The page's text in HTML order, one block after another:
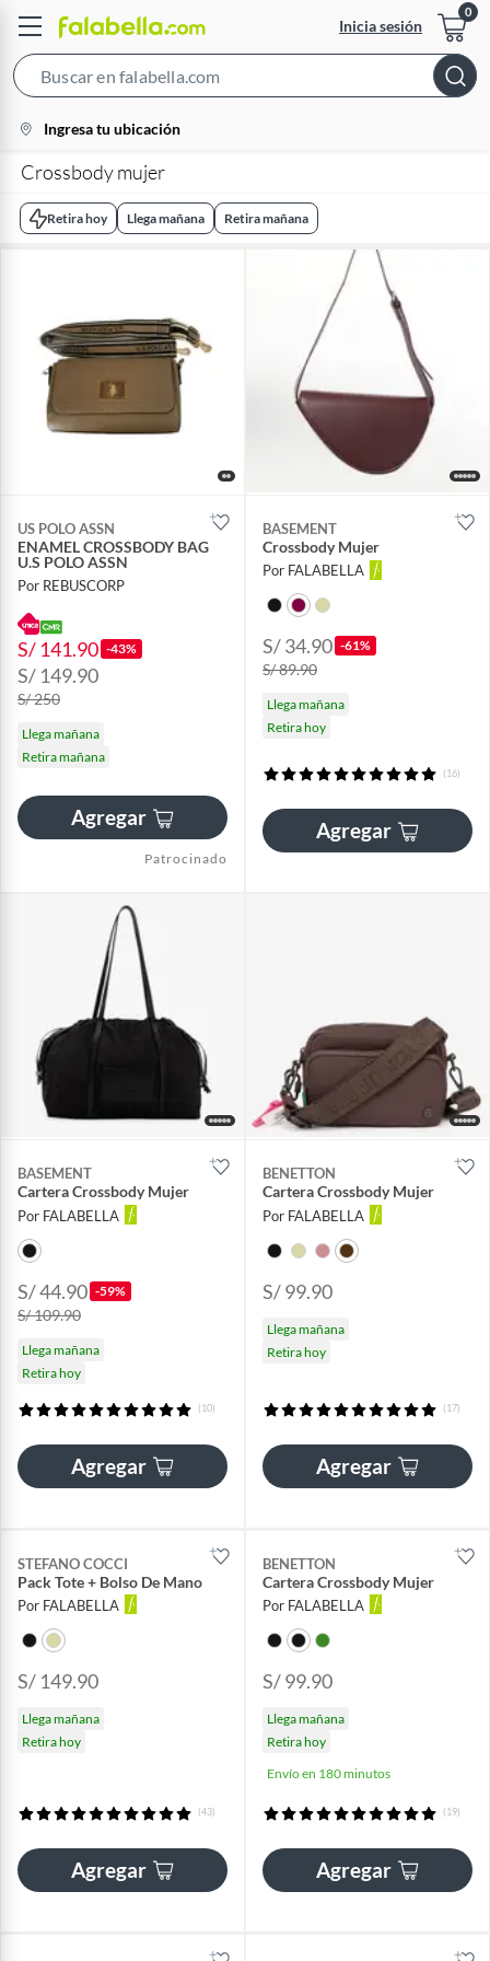
Inicia sesión
Bar
location-
icon
Ingresa tu ubicación
Crossbody mujer
Retira hoy Llega mañana Retira mañana
US POLO ASSN
ENAMEL CROSSBODY BAG
U.S POLO ASSN
Por REBUSCORP
S/ 141.90 -43%
S/ 149.90
S/ 250
Llega mañana
Retira mañana
Agregar
Patrocinado
BASEMENT
Crossbody Mujer
Por FALABELLA
S/ 34.90 -61%
S/ 89.90
Llega mañana
Retira hoy
(16)
Agregar
BASEMENT
Cartera Crossbody Mujer
Por FALABELLA
S/ 44.90 -59%
S/ 109.90
Llega mañana
Retira hoy
(10)
Agregar
BENETTON
Cartera Crossbody Mujer
Por FALABELLA
S/ 99.90
Llega mañana
Retira hoy
(17)
Agregar
STEFANO COCCI
Pack Tote + Bolso De Mano
Por FALABELLA
S/ 149.90
Llega mañana
Retira hoy
(43)
Agregar
BENETTON
Cartera Crossbody Mujer
Por FALABELLA
S/ 99.90
Llega mañana
Retira hoy
Envío en 180 minutos
(19)
Agregar